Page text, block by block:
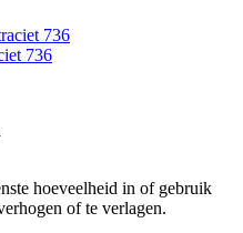
736
hoeveelheid in of gebruik
of te verlagen.